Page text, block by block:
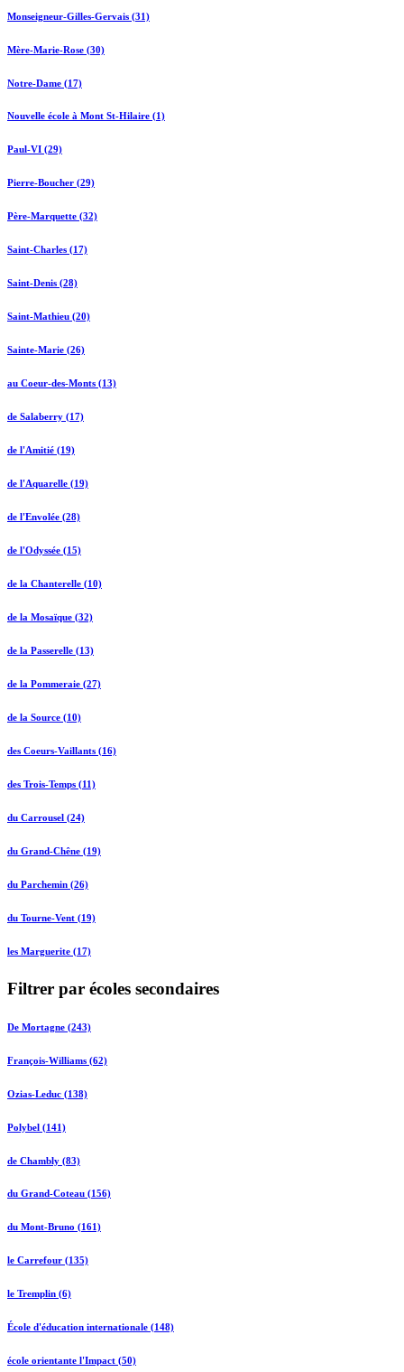
Monseigneur-Gilles-Gervais (31)
Mère-Marie-Rose (30)
Notre-Dame (17)
Nouvelle école à Mont St-Hilaire (1)
Paul-VI (29)
Pierre-Boucher (29)
Père-Marquette (32)
Saint-Charles (17)
Saint-Denis (28)
Saint-Mathieu (20)
Sainte-Marie (26)
au Coeur-des-Monts (13)
de Salaberry (17)
de l'Amitié (19)
de l'Aquarelle (19)
de l'Envolée (28)
de l'Odyssée (15)
de la Chanterelle (10)
de la Mosaïque (32)
de la Passerelle (13)
de la Pommeraie (27)
de la Source (10)
des Coeurs-Vaillants (16)
des Trois-Temps (11)
du Carrousel (24)
du Grand-Chêne (19)
du Parchemin (26)
du Tourne-Vent (19)
les Marguerite (17)
Filtrer par écoles secondaires
De Mortagne (243)
François-Williams (62)
Ozias-Leduc (138)
Polybel (141)
de Chambly (83)
du Grand-Coteau (156)
du Mont-Bruno (161)
le Carrefour (135)
le Tremplin (6)
École d'éducation internationale (148)
école orientante l'Impact (50)